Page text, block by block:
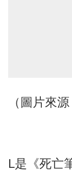
（圖片來
L是《死亡